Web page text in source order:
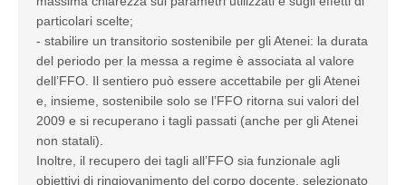
particolari scelte;
- stabilire un transitorio sostenibile per gli Atenei: la durata
del periodo per la messa a regime è associata al valore
dell’FFO. Il sentiero può essere accettabile per gli Atenei
e, insieme, sostenibile solo se l’FFO ritorna sui valori del
2009 e si recuperano i tagli passati (anche per gli Atenei
non statali).
Inoltre, il recupero dei tagli all’FFO sia funzionale agli
obiettivi di ringiovanimento del corpo docente, selezionato